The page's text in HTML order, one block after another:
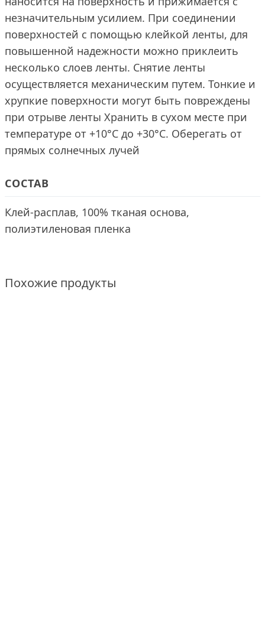
незначительным усилием. При соединении
поверхностей с помощью клейкой ленты, для
повышенной надежности можно приклеить
несколько слоев ленты. Снятие ленты
осуществляется механическим путем. Тонкие и
хрупкие поверхности могут быть повреждены
при отрыве ленты Хранить в сухом месте при
температуре от +10°С до +30°С. Оберегать от
прямых солнечных лучей
СОСТАВ
Клей-расплав, 100% тканая основа,
полиэтиленовая пленка
Похожие продукты